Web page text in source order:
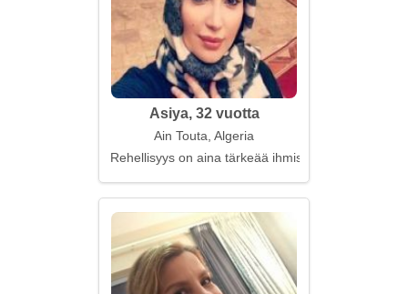
Asiya, 32 vuotta
Ain Touta, Algeria
Rehellisyys on aina tärkeää ihmissuhteissa